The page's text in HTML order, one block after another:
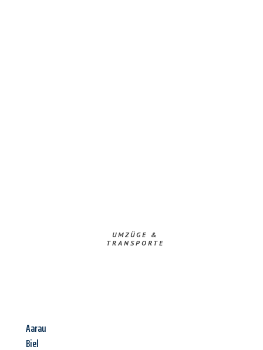
UMZÜGE &
TRANSPORTE
Aarau
Biel